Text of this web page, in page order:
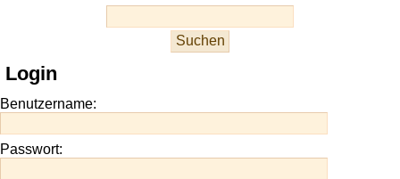
site
https://onlineslots.money/
Login
Benutzername:
Passwort: